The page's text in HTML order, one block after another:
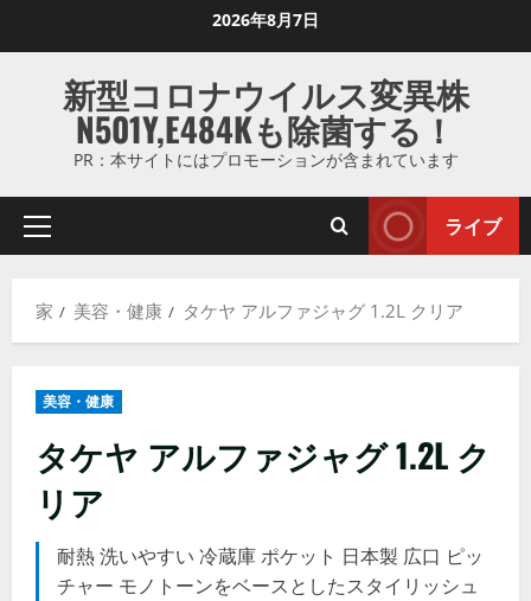
ス
ッ
ま
2026年8月7日
新型コロナウイルス変異株
N501Y,E484Kも除菌する！
PR：本サイトにはプロモーションが含まれています
プ
マ
ニ
ュ
ー
ライブ
家 美容・健康 タケヤ アルファジャグ 1.2L クリア
美容・健康
タケヤ アルファジャグ 1.2L ク
リア
耐熱 洗いやすい 冷蔵庫 ポケット 日本製 広口 ピッ
チャー モノトーンをベースとしたスタイリッシュ